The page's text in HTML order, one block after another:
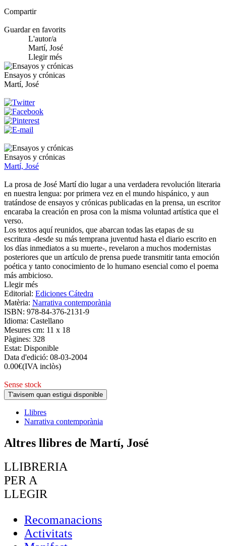
Compartir
Guardar en favorits
L'autor/a
Martí, José
Llegir més
Ensayos y crónicas
Martí, José
Ensayos y crónicas
Martí, José
La prosa de José Martí dio lugar a una verdadera revolución literaria
en nuestra lengua: por primera vez en el mundo hispánico, y aun
tratándose de ensayos y crónicas publicadas en la prensa, un escritor
encaraba la creación en prosa con la misma voluntad artística que el
verso.
Los textos aquí reunidos, que abarcan todas las etapas de su
escritura -desde su más temprana juventud hasta el diario escrito en
los días inmediatos a su muerte-, revelaron a muchos modernistas
posteriores que un artículo de prensa puede transmitir tanta emoción
poética y tanto conocimiento de lo humano esencial como el poema
más ambicioso.
Llegir més
Editorial: Ediciones Cátedra
Matèria: Narrativa contemporània
ISBN: 978-84-376-2131-9
Idioma: Castellano
Mesures cm: 11 x 18
Pàgines: 328
Estat: Disponible
Data d'edició: 08-03-2004
0.00€(IVA inclòs)
Sense stock
T'avisem quan estigui disponible
Llibres
Narrativa contemporània
Altres llibres de Martí, José
LLIBRERIA
PER A
LLEGIR
Recomanacions
Activitats